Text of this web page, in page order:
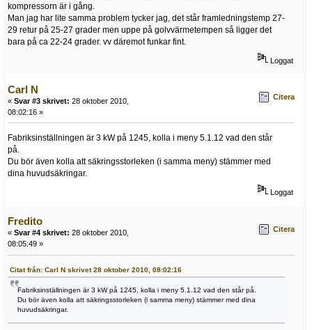
kompressorn är i gång.
Man jag har lite samma problem tycker jag, det står framledningstemp 27-
29 retur på 25-27 grader men uppe på golvvärmetempen så ligger det
bara på ca 22-24 grader. vv däremot funkar fint.
Loggat
Carl N
« Svar #3 skrivet: 28 oktober 2010,
08:02:16 »
Citera
Fabriksinställningen är 3 kW på 1245, kolla i meny 5.1.12 vad den står
på.
Du bör även kolla att säkringsstorleken (i samma meny) stämmer med
dina huvudsäkringar.
Loggat
Fredito
« Svar #4 skrivet: 28 oktober 2010,
08:05:49 »
Citera
Citat från: Carl N skrivet 28 oktober 2010, 08:02:16
Fabriksinställningen är 3 kW på 1245, kolla i meny 5.1.12 vad den står på.
Du bör även kolla att säkringsstorleken (i samma meny) stämmer med dina
huvudsäkringar.